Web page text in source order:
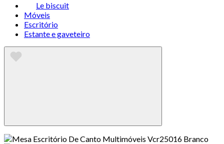
Le biscuit
Móveis
Escritório
Estante e gaveteiro